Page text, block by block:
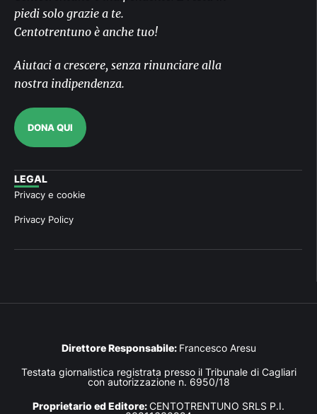
piedi solo grazie a te.
Centotrentuno è anche tuo!
Aiutaci a crescere, senza rinunciare alla
nostra indipendenza.
DONA QUI
LEGAL
Privacy e cookie
Privacy Policy
Direttore Responsabile: Francesco Aresu
Testata giornalistica registrata presso il Tribunale di Cagliari
con autorizzazione n. 6950/18
Proprietario ed Editore:CENTOTRENTUNO SRLS P.I.